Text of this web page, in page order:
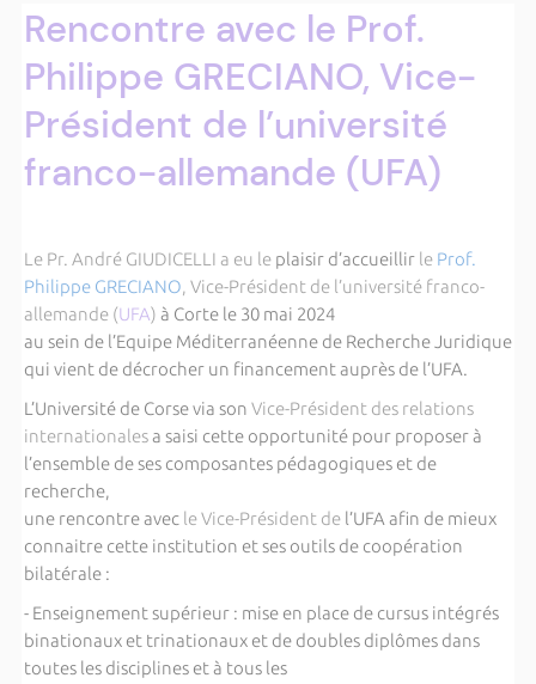
Rencontre avec le Prof.
Philippe GRECIANO, Vice-
Président de l’université
franco-allemande (UFA)
Le Pr. André GIUDICELLI a eu le plaisir d’accueillir le Prof.
Philippe GRECIANO, Vice-Président de l’université franco-
allemande (UFA) à Corte le 30 mai 2024
au sein de l’Equipe Méditerranéenne de Recherche Juridique
qui vient de décrocher un financement auprès de l’UFA.
L’Université de Corse via son Vice-Président des relations
internationalesa saisi cette opportunité pour proposer à
l’ensemble de ses composantes pédagogiques et de
recherche,
une rencontre avecle Vice-Président del’UFA afin de mieux
connaitre cette institution et ses outils de coopération
bilatérale :
- Enseignement supérieur : mise en place de cursus intégrés
binationaux et trinationaux et de doubles diplômes dans
toutes les disciplines et à tous les